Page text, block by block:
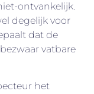
ontvankelijk.
degelijk voor
dat de
vatbare
het